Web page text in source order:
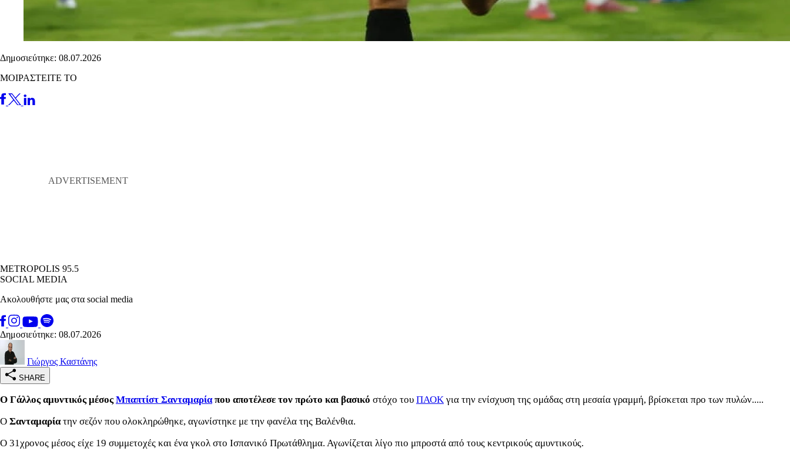
Δημοσιεύτηκε: 08.07.2026
ΜΟΙΡΑΣΤΕΙΤΕ ΤΟ
METROPOLIS 95.5
SOCIAL MEDIA
Ακολουθήστε μας στα social media
Δημοσιεύτηκε: 08.07.2026
Γιώργος Καστάνης
SHARE
Ο Γάλλος αμυντικός μέσοςΜπαπτίστ Σανταμαρίαπου αποτέλεσε τον πρώτο και βασικό στόχο του ΠΑΟΚ για την ενίσχυση της ομάδας στη μεσαία γραμμή, βρίσκεται προ των πυλών.....
Ο Σανταμαρίατην σεζόν που ολοκληρώθηκε, αγωνίστηκε με την φανέλα της Βαλένθια.
Ο 31χρονος μέσος είχε 19 συμμετοχές και ένα γκολ στο Ισπανικό Πρωτάθλημα. Αγωνίζεται λίγο πιο μπροστά από τους κεντρικούς αμυντικούς.